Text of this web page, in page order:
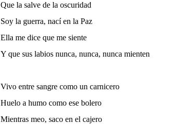
Que la salve de la oscuridad
Soy la guerra, nací en la Paz
Ella me dice que me siente
Y que sus labios nunca, nunca, nunca mienten
Vivo entre sangre como un carnicero
Huelo a humo como ese bolero
Mientras meo, saco en el cajero